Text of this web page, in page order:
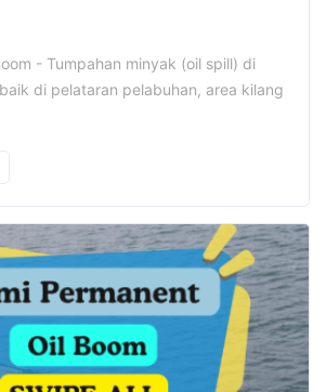
- Tumpahan minyak (oil spill) di
di pelataran pelabuhan, area kilang